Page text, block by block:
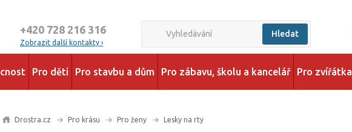
+420 728 216 316
Zobrazit další kontakty ›
Hledat
Pro děti Pro stavbu a dům Pro zábavu, školu a kancelář Pro zvířátka
Drostra.cz Pro krásu Pro ženy Lesky na rty